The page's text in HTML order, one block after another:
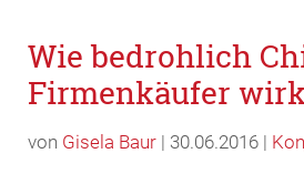
Wie bedrohlich
Firmenkäufer
von Gisela Baur| 30.06.2016 |